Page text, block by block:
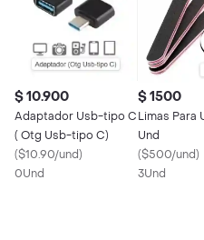
$ 10.900
Adaptador Usb-tipo C
( Otg Usb-tipo C)
($10.90/und)
0Und
$ 1500
Limas Para
Und
($500/und)
3Und